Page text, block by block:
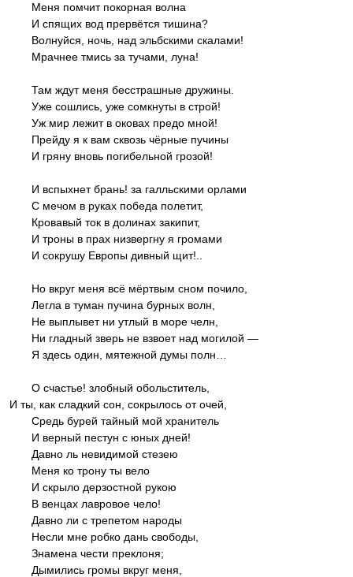
Меня помчит покорная волна
И спящих вод прервётся тишина?
Волнуйся, ночь, над эльбскими скалами!
Мрачнее тмись за тучами, луна!
Там ждут меня бесстрашные дружины.
Уже сошлись, уже сомкнуты в строй!
Уж мир лежит в оковах предо мной!
Прейду я к вам сквозь чёрные пучины
И гряну вновь погибельной грозой!
И вспыхнет брань! за галльскими орлами
С мечом в руках победа полетит,
Кровавый ток в долинах закипит,
И троны в прах низвергну я громами
И сокрушу Европы дивный щит!..
Но вкруг меня всё мёртвым сном почило,
Легла в туман пучина бурных волн,
Не выплывет ни утлый в море челн,
Ни гладный зверь не взвоет над могилой —
Я здесь один, мятежной думы полн…
О счастье! злобный обольститель,
И ты, как сладкий сон, сокрылось от очей,
Средь бурей тайный мой хранитель
И верный пестун с юных дней!
Давно ль невидимой стезею
Меня ко трону ты вело
И скрыло дерзостной рукою
В венцах лавровое чело!
Давно ли с трепетом народы
Несли мне робко дань свободы,
Знамена чести преклоня;
Дымились громы вкруг меня,